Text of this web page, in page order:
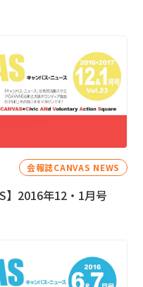
会報誌CANVAS NEWS
】2016年12・1月号